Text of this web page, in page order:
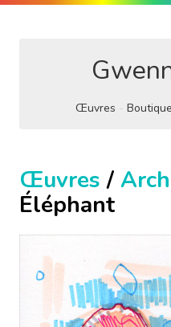
Œuvres Boutique
Œuvres /
Éléphant